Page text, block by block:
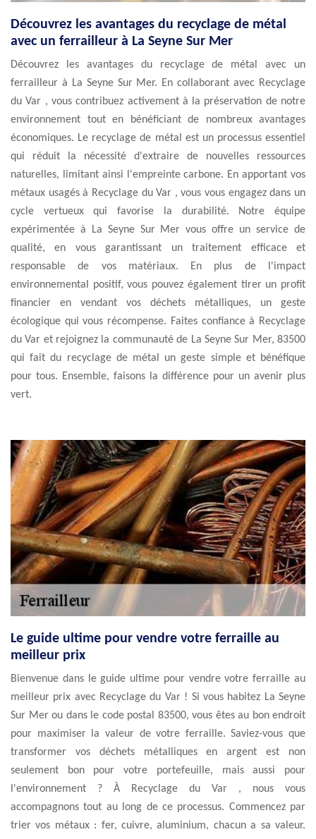
Découvrez les avantages du recyclage de métal
avec un ferrailleur à La Seyne Sur Mer
Découvrez les avantages du recyclage de métal avec un
ferrailleur à La Seyne Sur Mer. En collaborant avec Recyclage
du Var , vous contribuez activement à la préservation de notre
environnement tout en bénéficiant de nombreux avantages
économiques. Le recyclage de métal est un processus essentiel
qui réduit la nécessité d'extraire de nouvelles ressources
naturelles, limitant ainsi l'empreinte carbone. En apportant vos
métaux usagés à Recyclage du Var , vous vous engagez dans un
cycle vertueux qui favorise la durabilité. Notre équipe
expérimentée à La Seyne Sur Mer vous offre un service de
qualité, en vous garantissant un traitement efficace et
responsable de vos matériaux. En plus de l'impact
environnemental positif, vous pouvez également tirer un profit
financier en vendant vos déchets métalliques, un geste
écologique qui vous récompense. Faites confiance à Recyclage
du Var et rejoignez la communauté de La Seyne Sur Mer, 83500
qui fait du recyclage de métal un geste simple et bénéfique
pour tous. Ensemble, faisons la différence pour un avenir plus
vert.
Le guide ultime pour vendre votre ferraille au
meilleur prix
Bienvenue dans le guide ultime pour vendre votre ferraille au
meilleur prix avec Recyclage du Var ! Si vous habitez La Seyne
Sur Mer ou dans le code postal 83500, vous êtes au bon endroit
pour maximiser la valeur de votre ferraille. Saviez-vous que
transformer vos déchets métalliques en argent est non
seulement bon pour votre portefeuille, mais aussi pour
l'environnement ? À Recyclage du Var , nous vous
accompagnons tout au long de ce processus. Commencez par
trier vos métaux : fer, cuivre, aluminium, chacun a sa valeur.